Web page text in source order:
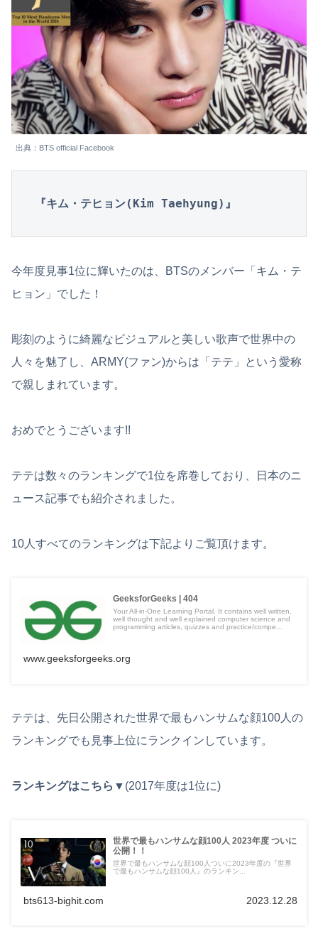
出典：BTS official Facebook
『キム・テヒョン(Kim Taehyung)』
今年度見事1位に輝いたのは、BTSのメンバー「キム・テ
ヒョン」でした！
彫刻のように綺麗なビジュアルと美しい歌声で世界中の
人々を魅了し、ARMY(ファン)からは「テテ」という愛称
で親しまれています。
おめでとうございます!!
テテは数々のランキングで1位を席巻しており、日本のニ
ュース記事でも紹介されました。
10人すべてのランキングは下記よりご覧頂けます。
GeeksforGeeks | 404
Your All-in-One Learning Portal. It contains well written,
well thought and well explained computer science and
programming articles, quizzes and practice/compe...
www.geeksforgeeks.org
テテは、先日公開された世界で最もハンサムな顔100人の
ランキングでも見事上位にランクインしています。
ランキングはこちら▼ (2017年度は1位に)
世界で最もハンサムな顔100人 2023年度 ついに
公開！！
世界で最もハンサムな顔100人ついに2023年度の『世界
で最もハンサムな顔100人』のランキン...
bts613-bighit.com 2023.12.28